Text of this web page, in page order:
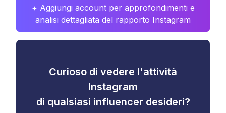
+ Aggiungi account per approfondimenti e
analisi dettagliata del rapporto Instagram
Curioso di vedere l'attività
Instagram
di qualsiasi influencer desideri?